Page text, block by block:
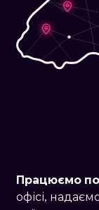
Працюємо по
офісі,